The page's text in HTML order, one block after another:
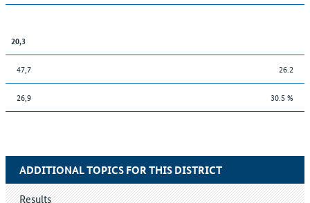
20,3
47,7 26.2
26,9 30.5 %
ADDITIONAL TOPICS FOR THIS DISTRICT
Results